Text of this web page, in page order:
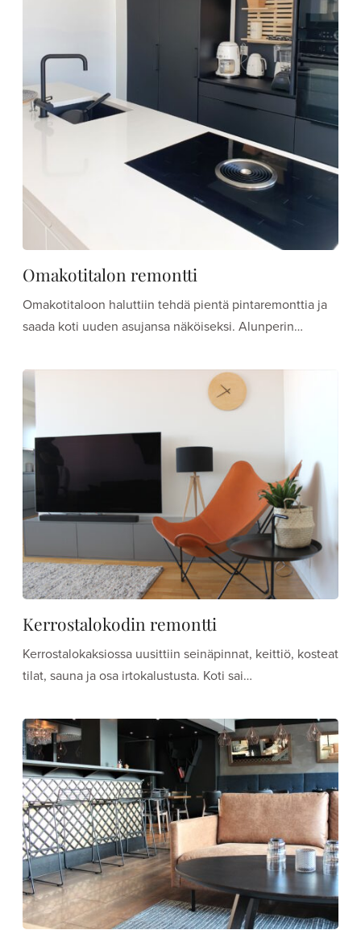
Omakotitalon remontti
Omakotitaloon haluttiin tehdä pientä pintaremonttia ja
saada koti uuden asujansa näköiseksi. Alunperin…
Kerrostalokodin remontti
Kerrostalokaksiossa uusittiin seinäpinnat, keittiö, kosteat
tilat, sauna ja osa irtokalustusta. Koti sai…